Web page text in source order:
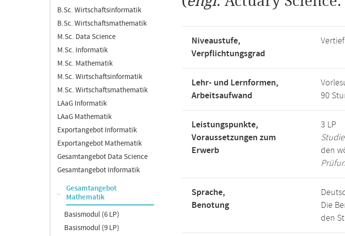
B.Sc. Wirtschaftsinformatik
B.Sc. Wirtschaftsmathematik
M.Sc. Data Science
M.Sc. Informatik
M.Sc. Mathematik
M.Sc. Wirtschaftsinformatik
M.Sc. Wirtschaftsmathematik
LAaG Informatik
LAaG Mathematik
Exportangebot Informatik
Exportangebot Mathematik
Gesamtangebot Data Science
Gesamtangebot Informatik
Gesamtangebot
Mathematik
Basismodul (6 LP)
Basismodul (9 LP)
Niveaustufe,
Verpflichtungsgrad
Lehr- und Lernformen,
Arbeitsaufwand
90
Leistungspunkte,
Voraussetzungen zum
Erwerb
3 LP
den
Sprache,
Benotung
Die
den